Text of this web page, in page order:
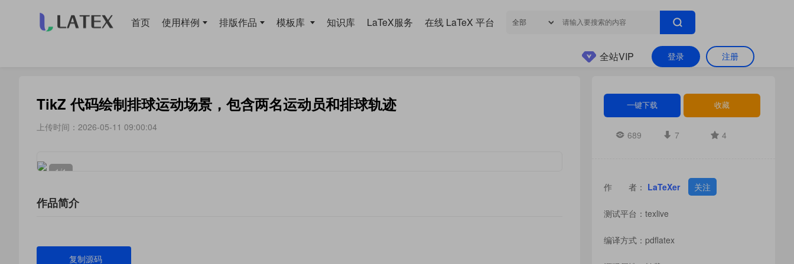
首页 使用样例 排版作品 模板库 知识库 LaTeX服务 在线 LaTeX 平台
登录 注册
全站VIP
TikZ 代码绘制排球运动场景，包含两名运动员和排球轨迹
上传时间：2026-05-11 09:00:04
1/1
作品简介
复制源码
一键下载 收藏
689 7 4
作 者： LaTeXer 关注
测试平台：texlive
编译方式：pdflatex